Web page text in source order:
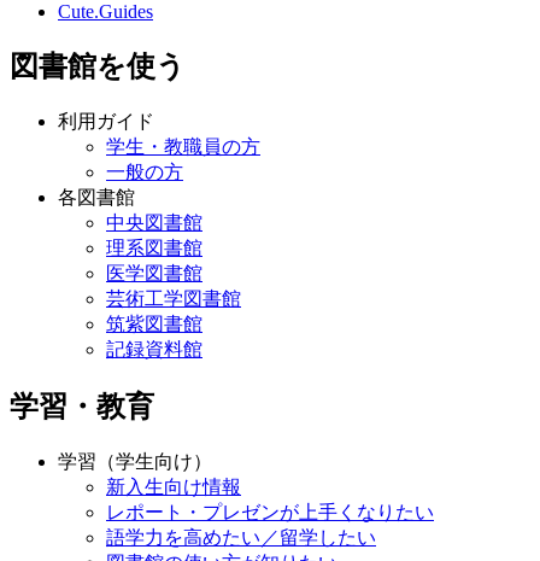
Cute.Guides
図書館を使う
利用ガイド
学生・教職員の方
一般の方
各図書館
中央図書館
理系図書館
医学図書館
芸術工学図書館
筑紫図書館
記録資料館
学習・教育
学習（学生向け）
新入生向け情報
レポート・プレゼンが上手くなりたい
語学力を高めたい／留学したい